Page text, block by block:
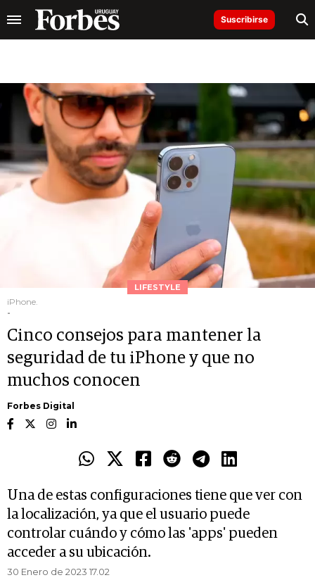
Suscribirse
LIFESTYLE
iPhone.
-
Cinco consejos para mantener la
seguridad de tu iPhone y que no
muchos conocen
Forbes Digital
Una de estas configuraciones tiene que ver con
la localización, ya que el usuario puede
controlar cuándo y cómo las 'apps' pueden
acceder a su ubicación.
30 Enero de 2023 17.02